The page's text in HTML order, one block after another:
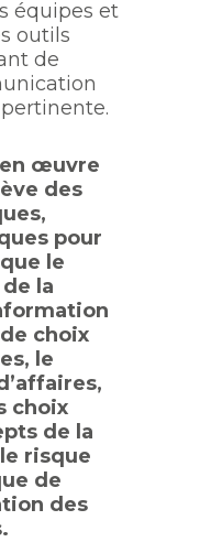
équipes et
outils
de
en œuvre
des
pour
le
la
choix
le
choix
de la
risque
de
des